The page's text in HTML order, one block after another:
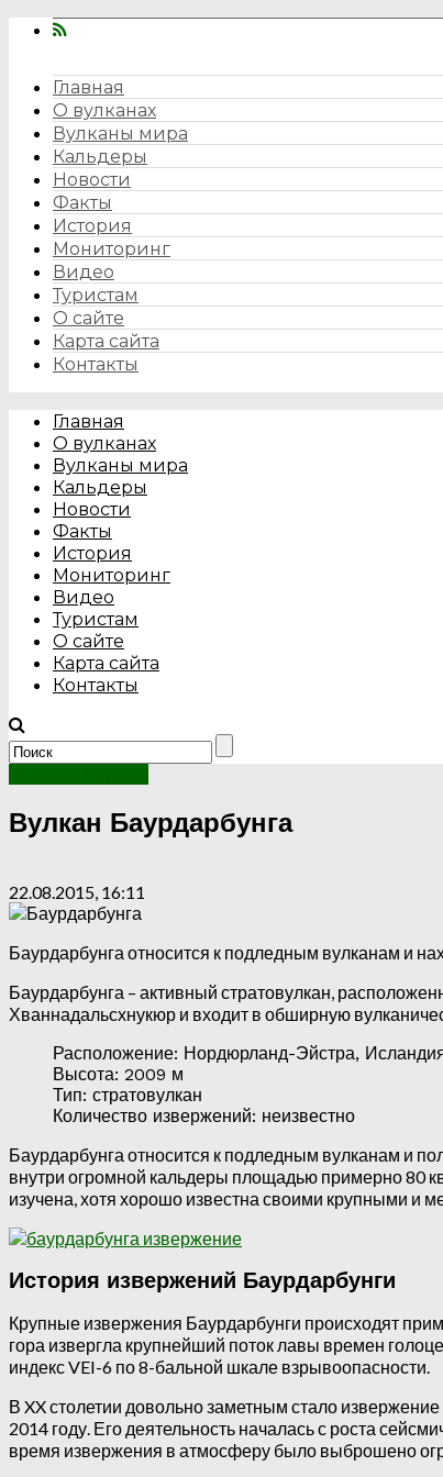
Главная
О вулканах
Вулканы мира
Кальдеры
Новости
Факты
История
Мониторинг
Видео
Туристам
О сайте
Карта сайта
Контакты
Главная
О вулканах
Вулканы мира
Кальдеры
Новости
Факты
История
Мониторинг
Видео
Туристам
О сайте
Карта сайта
Контакты
Вулкан Баурдарбунга
22.08.2015, 16:11
Баурдарбунга относится к подледным вулканам и
Баурдарбунга – активный стратовулкан,
Хваннадальсхнукюр и входит в обширную
Расположение: Нордюрланд-Эйстра,
Высота: 2009 м
Тип: стратовулкан
Количество извержений: неизвестно
Баурдарбунга относится к подледным вулканам и
внутри огромной кальдеры площадью примерно 80
изучена, хотя хорошо известна своими крупными
История извержений Баурдарбунги
Крупные извержения Баурдарбунги происходят
гора извергла крупнейший поток лавы времен
индекс VEI-6 по 8-бальной шкале взрывоопасности.
В XX столетии довольно заметным стало
2014 году. Его деятельность началась с роста
время извержения в атмосферу было выброшено